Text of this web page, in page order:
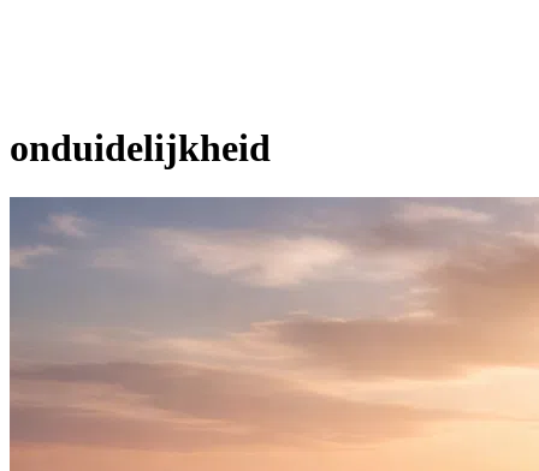
onduidelijkheid